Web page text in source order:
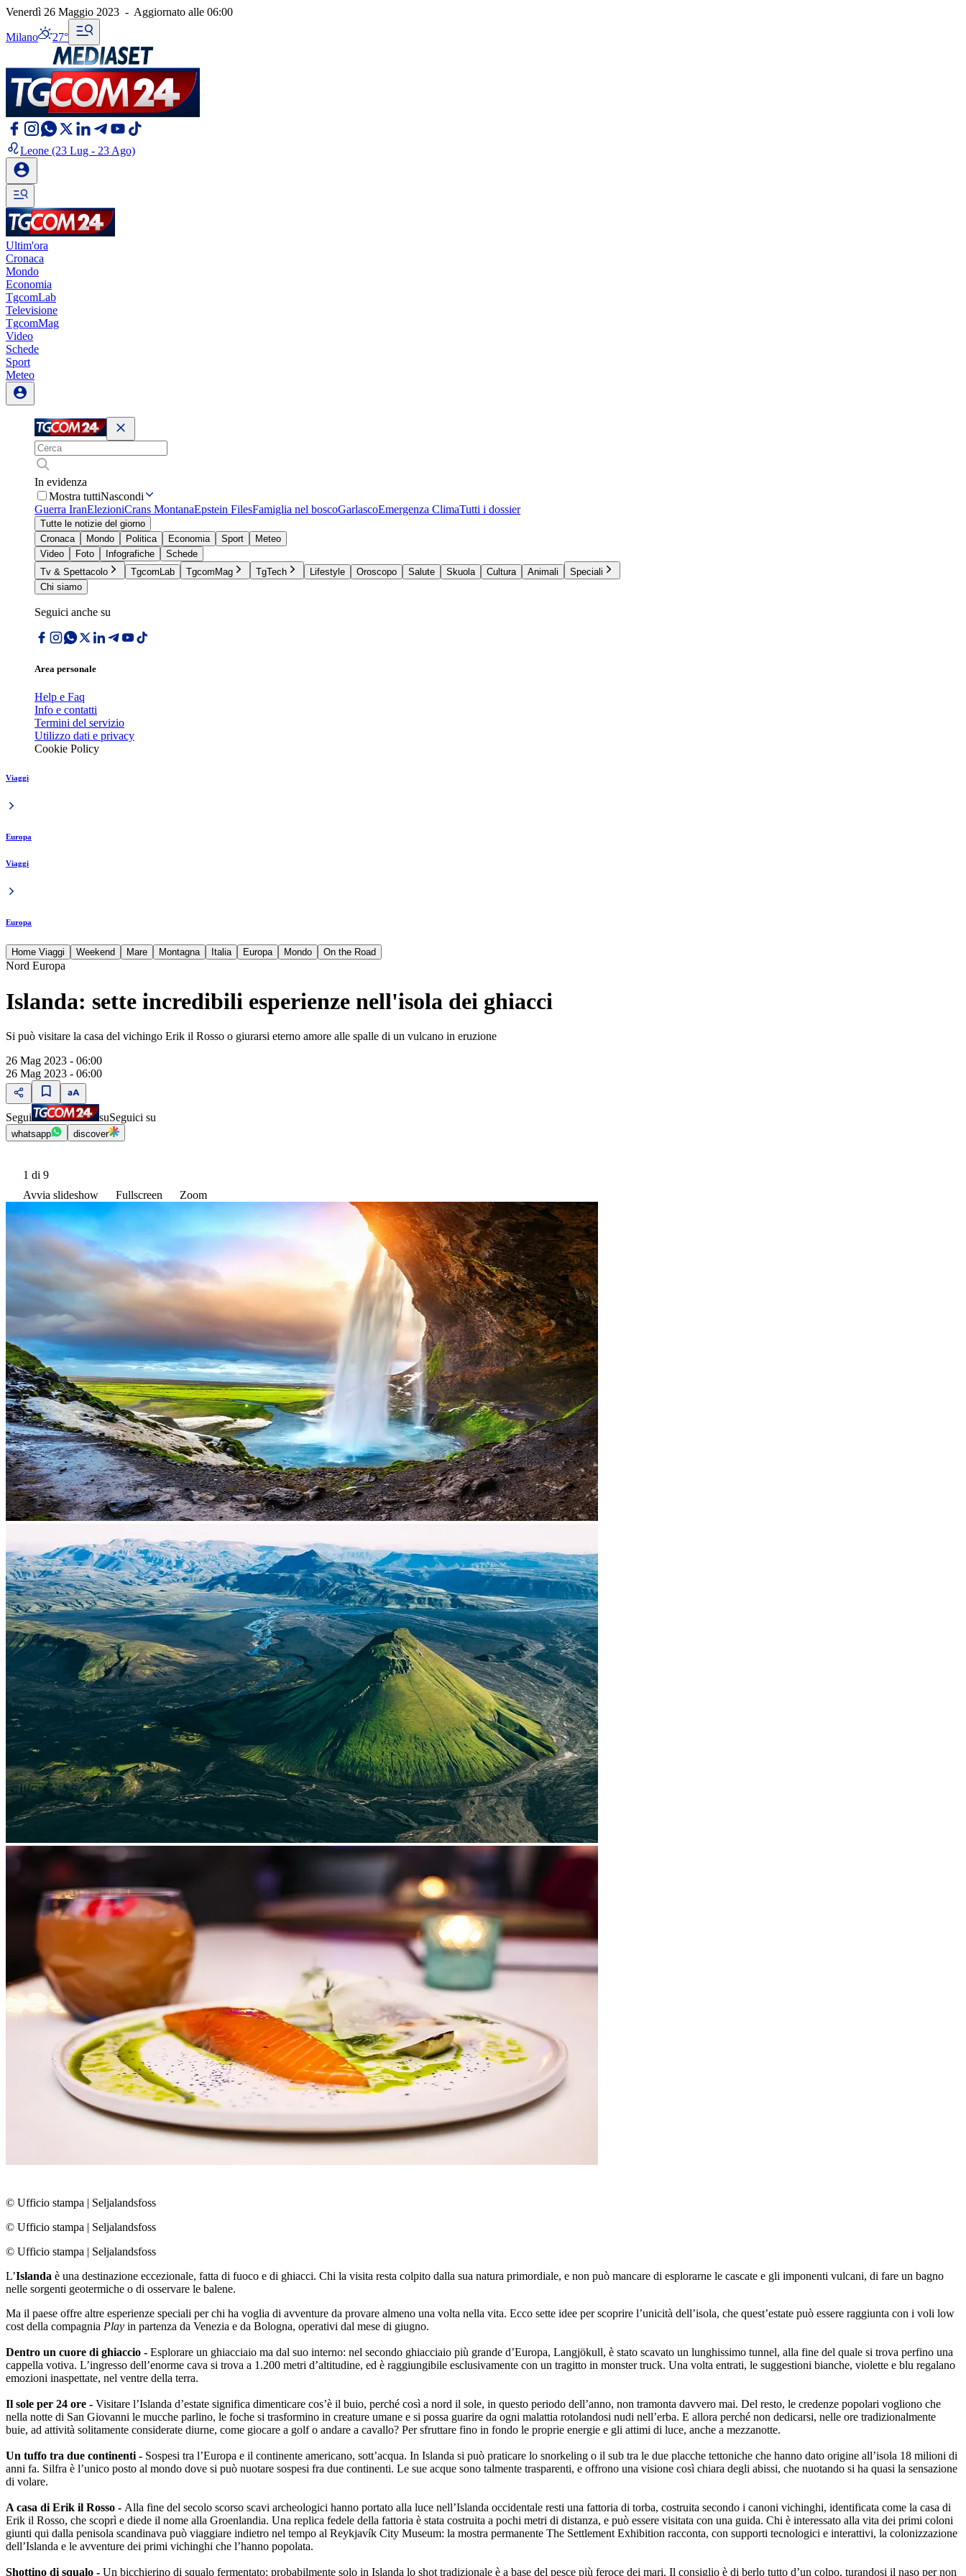
Venerdì 26 Maggio 2023 - Aggiornato alle 06:00
Milano 27°
Leone (23 Lug - 23 Ago)
Ultim'ora
Cronaca
Mondo
Economia
TgcomLab
Televisione
TgcomMag
Video
Schede
Sport
Meteo
In evidenza
Mostra tuttiNascondi
Guerra IranElezioniCrans MontanaEpstein FilesFamiglia nel boscoGarlascoEmergenza ClimaTutti i dossier
Tutte le notizie del giorno
Cronaca
Mondo Politica Economia Sport
Meteo
Video
Foto Infografiche
Schede
Tv & Spettacolo
TgcomLab TgcomMag TgTech Lifestyle Oroscopo Salute Skuola Cultura Animali
Speciali
Chi siamo
Seguici anche su
Area personale
Help e Faq
Info e contatti
Termini del servizio
Utilizzo dati e privacy
Cookie Policy
Viaggi
Europa
Viaggi
Europa
Home Viaggi Weekend Mare Montagna Italia Europa Mondo On the Road
Nord Europa
Islanda: sette incredibili esperienze nell'isola dei ghiacci
Si può visitare la casa del vichingo Erik il Rosso o giurarsi eterno amore alle spalle di un vulcano in eruzione
26 Mag 2023 - 06:00
26 Mag 2023 - 06:00
Segui suSeguici su
whatsapp discover
1 di 9
Avvia slideshow
Fullscreen Zoom
© Ufficio stampa | Seljalandsfoss
© Ufficio stampa | Seljalandsfoss
© Ufficio stampa | Seljalandsfoss
L’Islanda è una destinazione eccezionale, fatta di fuoco e di ghiacci. Chi la visita resta colpito dalla sua natura primordiale, e non può mancare di esplorarne le cascate e gli imponenti vulcani, di fare un bagno
nelle sorgenti geotermiche o di osservare le balene.
Ma il paese offre altre esperienze speciali per chi ha voglia di avventure da provare almeno una volta nella vita. Ecco sette idee per scoprire l’unicità dell’isola, che quest’estate può essere raggiunta con i voli low
cost della compagnia Play in partenza da Venezia e da Bologna, operativi dal mese di giugno.
Dentro un cuore di ghiaccio - Esplorare un ghiacciaio ma dal suo interno: nel secondo ghiacciaio più grande d’Europa, Langjökull, è stato scavato un lunghissimo tunnel, alla fine del quale si trova perfino una
cappella votiva. L’ingresso dell’enorme cava si trova a 1.200 metri d’altitudine, ed è raggiungibile esclusivamente con un tragitto in monster truck. Una volta entrati, le suggestioni bianche, violette e blu regalano
emozioni inaspettate, nel ventre della terra.
Il sole per 24 ore - Visitare l’Islanda d’estate significa dimenticare cos’è il buio, perché così a nord il sole, in questo periodo dell’anno, non tramonta davvero mai. Del resto, le credenze popolari vogliono che
nella notte di San Giovanni le mucche parlino, le foche si trasformino in creature umane e si possa guarire da ogni malattia rotolandosi nudi nell’erba. E allora perché non dedicarsi, nelle ore tradizionalmente
buie, ad attività solitamente considerate diurne, come giocare a golf o andare a cavallo? Per sfruttare fino in fondo le proprie energie e gli attimi di luce, anche a mezzanotte.
Un tuffo tra due continenti - Sospesi tra l’Europa e il continente americano, sott’acqua. In Islanda si può praticare lo snorkeling o il sub tra le due placche tettoniche che hanno dato origine all’isola 18 milioni di
anni fa. Silfra è l’unico posto al mondo dove si può nuotare sospesi fra due continenti. Le sue acque sono talmente trasparenti, e offrono una visione così chiara degli abissi, che nuotando si ha quasi la sensazione
di volare.
A casa di Erik il Rosso - Alla fine del secolo scorso scavi archeologici hanno portato alla luce nell’Islanda occidentale resti una fattoria di torba, costruita secondo i canoni vichinghi, identificata come la casa di
Erik il Rosso, che scoprì e diede il nome alla Groenlandia. Una replica fedele della fattoria è stata costruita a pochi metri di distanza, e può essere visitata con una guida. Chi è interessato alla vita dei primi coloni
giunti qui dalla penisola scandinava può viaggiare indietro nel tempo al Reykjavík City Museum: la mostra permanente The Settlement Exhibition racconta, con supporti tecnologici e interattivi, la colonizzazione
dell’Islanda e le avventure dei primi vichinghi che l’hanno popolata.
Shottino di squalo - Un bicchierino di squalo fermentato: probabilmente solo in Islanda lo shot tradizionale è a base del pesce più feroce dei mari. Il consiglio è di berlo tutto d’un colpo, turandosi il naso per non